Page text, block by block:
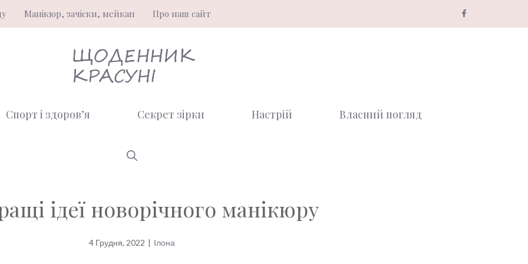
Манікюр, зачіски, мейкап Про наш сайт
Спорт і здоров’я Секрет зірки Настрій Власний погляд
ідеї новорічного манікюру
4 Грудня, 2022 | Ілона